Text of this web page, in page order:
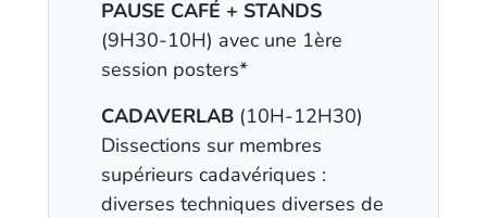
PAUSE CAFÉ + STANDS
(9H30-10H) avec une 1ère
session posters*
CADAVERLAB (10H-12H30)
Dissections sur membres
supérieurs cadavériques :
diverses techniques diverses de